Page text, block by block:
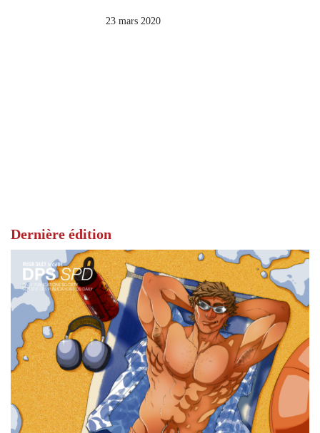
23 mars 2020
Dernière édition